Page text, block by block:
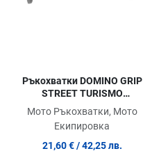
Ръкохватки DOMINO GRIP
STREET TURISMO
GREY/BLACK
Мото Ръкохватки, Мото
Екипировка
21,60 € / 42,25 лв.